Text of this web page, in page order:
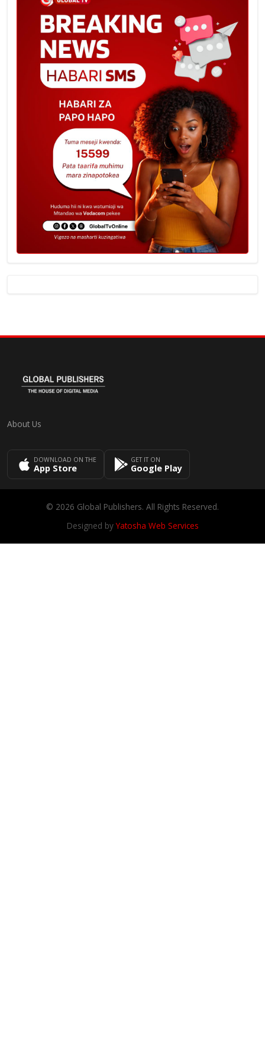
About Us
DOWNLOAD ON THE
App Store
GET IT ON
Google Play
© 2026 Global Publishers. All Rights Reserved.
Designed byYatosha Web Services